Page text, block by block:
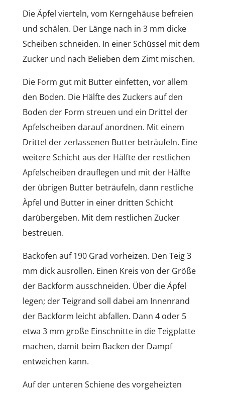
Die Äpfel vierteln, vom Kerngehäuse befreien
und schälen. Der Länge nach in 3 mm dicke
Scheiben schneiden. In einer Schüssel mit dem
Zucker und nach Belieben dem Zimt mischen.
Die Form gut mit Butter einfetten, vor allem
den Boden. Die Hälfte des Zuckers auf den
Boden der Form streuen und ein Drittel der
Apfelscheiben darauf anordnen. Mit einem
Drittel der zerlassenen Butter beträufeln. Eine
weitere Schicht aus der Hälfte der restlichen
Apfelscheiben drauflegen und mit der Hälfte
der übrigen Butter beträufeln, dann restliche
Äpfel und Butter in einer dritten Schicht
darübergeben. Mit dem restlichen Zucker
bestreuen.
Backofen auf 190 Grad vorheizen. Den Teig 3
mm dick ausrollen. Einen Kreis von der Größe
der Backform ausschneiden. Über die Äpfel
legen; der Teigrand soll dabei am Innenrand
der Backform leicht abfallen. Dann 4 oder 5
etwa 3 mm große Einschnitte in die Teigplatte
machen, damit beim Backen der Dampf
entweichen kann.
Auf der unteren Schiene des vorgeheizten